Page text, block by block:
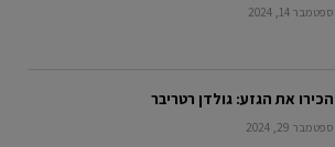
ספטמבר 14, 2024
הכירו את הגזע: גולדן רטריבר
ספטמבר 29, 2024